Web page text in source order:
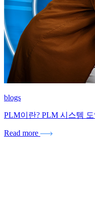
blogs
PLM이란? PLM 시스템
Read more